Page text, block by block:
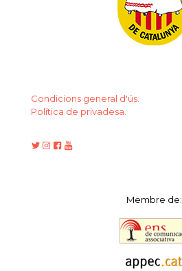
Condicions general d'ús.
Política de privadesa.
Membre de: